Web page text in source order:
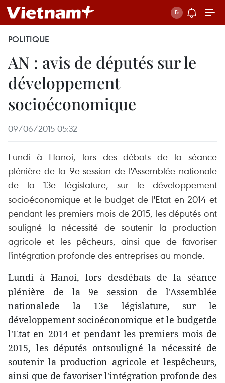
POLITIQUE
AN : avis de députés sur le
développement
socioéconomique
09/06/2015 05:32
Lundi à Hanoi, lors des débats de la séance
plénière de la 9e session de l'Assemblée nationale
de la 13e législature, sur le développement
socioéconomique et le budget de l'Etat en 2014 et
pendant les premiers mois de 2015, les députés ont
souligné la nécessité de soutenir la production
agricole et les pêcheurs, ainsi que de favoriser
l'intégration profonde des entreprises au monde.
Lundi à Hanoi, lors desdébats de la séance
plénière de la 9e session de l'Assemblée
nationalede la 13e législature, sur le
développement socioéconomique et le budgetde
l'Etat en 2014 et pendant les premiers mois de
2015, les députés ontsouligné la nécessité de
soutenir la production agricole et lespêcheurs,
ainsi que de favoriser l'intégration profonde des